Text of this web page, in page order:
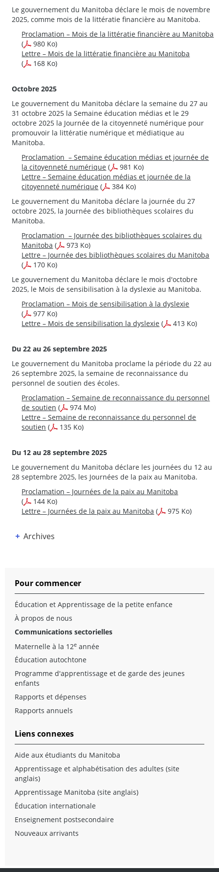
Le gouvernement du Manitoba déclare le mois de novembre
2025, comme mois de la littératie financière au Manitoba.
Proclamation – Mois de la littératie financière au Manitoba
(
980 Ko)
Lettre – Mois de la littératie financière au Manitoba
(
168 Ko)
Octobre 2025
Le gouvernement du Manitoba déclare la semaine du 27 au
31 octobre 2025 la Semaine éducation médias et le 29
octobre 2025 la Journée de la citoyenneté numérique pour
promouvoir la littératie numérique et médiatique au
Manitoba.
Proclamation – Semaine éducation médias et journée de
la citoyenneté numérique (
981 Ko)
Lettre – Semaine éducation médias et journée de la
citoyenneté numérique (
384 Ko)
Le gouvernement du Manitoba déclare la journée du 27
octobre 2025, la Journée des bibliothèques scolaires du
Manitoba.
Proclamation – Journée des bibliothèques scolaires du
Manitoba (
973 Ko)
Lettre – Journée des bibliothèques scolaires du Manitoba
(
170 Ko)
Le gouvernement du Manitoba déclare le mois d'octobre
2025, le Mois de sensibilisation à la dyslexie au Manitoba.
Proclamation – Mois de sensibilisation à la dyslexie
(
977 Ko)
Lettre – Mois de sensibilisation la dyslexie ( 413 Ko)
Du 22 au 26 septembre 2025
Le gouvernement du Manitoba proclame la période du 22 au
26 septembre 2025, la semaine de reconnaissance du
personnel de soutien des écoles.
Proclamation – Semaine de reconnaissance du personnel
de soutien (
974 Mo)
Lettre – Semaine de reconnaissance du personnel de
soutien ( 135 Ko)
Du 12 au 28 septembre 2025
Le gouvernement du Manitoba déclare les journées du 12 au
28 septembre 2025, les Journées de la paix au Manitoba.
Proclamation – Journées de la paix au Manitoba
(
144 Ko)
Lettre – Journées de la paix au Manitoba ( 975 Ko)
Archives
Pour commencer
Éducation et Apprentissage de la petite enfance
À propos de nous
Communications sectorielles
Maternelle à la 12e année
Éducation autochtone
Programme d'apprentissage et de garde des jeunes
enfants
Rapports et dépenses
Rapports annuels
Liens connexes
Aide aux étudiants du Manitoba
Apprentissage et alphabétisation des adultes (site
anglais)
Apprentissage Manitoba (site anglais)
Éducation internationale
Enseignement postsecondaire
Nouveaux arrivants